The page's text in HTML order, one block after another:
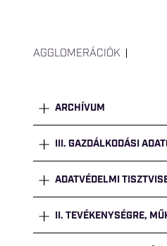
AGGLOMERÁCIÓK
ARCHÍVUM
III. GAZDÁLKODÁSI
ADATVÉDELMI
II. TEVÉKENYSÉGRE,